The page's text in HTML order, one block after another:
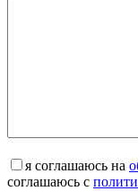
я соглашаюсь на
соглашаюсь с